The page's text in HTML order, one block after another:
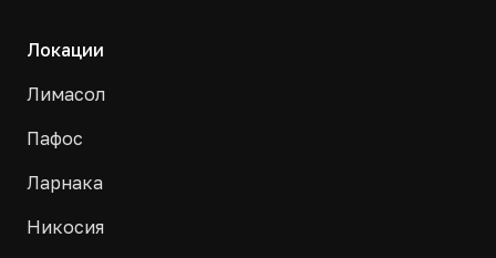
Локации
Лимасол
Пафос
Ларнака
Никосия